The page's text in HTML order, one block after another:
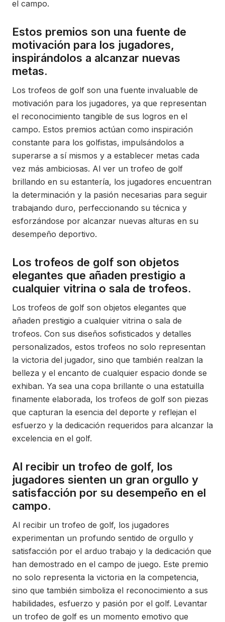
el campo.
Estos premios son una fuente de
motivación para los jugadores,
inspirándolos a alcanzar nuevas
metas.
Los trofeos de golf son una fuente invaluable de
motivación para los jugadores, ya que representan
el reconocimiento tangible de sus logros en el
campo. Estos premios actúan como inspiración
constante para los golfistas, impulsándolos a
superarse a sí mismos y a establecer metas cada
vez más ambiciosas. Al ver un trofeo de golf
brillando en su estantería, los jugadores encuentran
la determinación y la pasión necesarias para seguir
trabajando duro, perfeccionando su técnica y
esforzándose por alcanzar nuevas alturas en su
desempeño deportivo.
Los trofeos de golf son objetos
elegantes que añaden prestigio a
cualquier vitrina o sala de trofeos.
Los trofeos de golf son objetos elegantes que
añaden prestigio a cualquier vitrina o sala de
trofeos. Con sus diseños sofisticados y detalles
personalizados, estos trofeos no solo representan
la victoria del jugador, sino que también realzan la
belleza y el encanto de cualquier espacio donde se
exhiban. Ya sea una copa brillante o una estatuilla
finamente elaborada, los trofeos de golf son piezas
que capturan la esencia del deporte y reflejan el
esfuerzo y la dedicación requeridos para alcanzar la
excelencia en el golf.
Al recibir un trofeo de golf, los
jugadores sienten un gran orgullo y
satisfacción por su desempeño en el
campo.
Al recibir un trofeo de golf, los jugadores
experimentan un profundo sentido de orgullo y
satisfacción por el arduo trabajo y la dedicación que
han demostrado en el campo de juego. Este premio
no solo representa la victoria en la competencia,
sino que también simboliza el reconocimiento a sus
habilidades, esfuerzo y pasión por el golf. Levantar
un trofeo de golf es un momento emotivo que